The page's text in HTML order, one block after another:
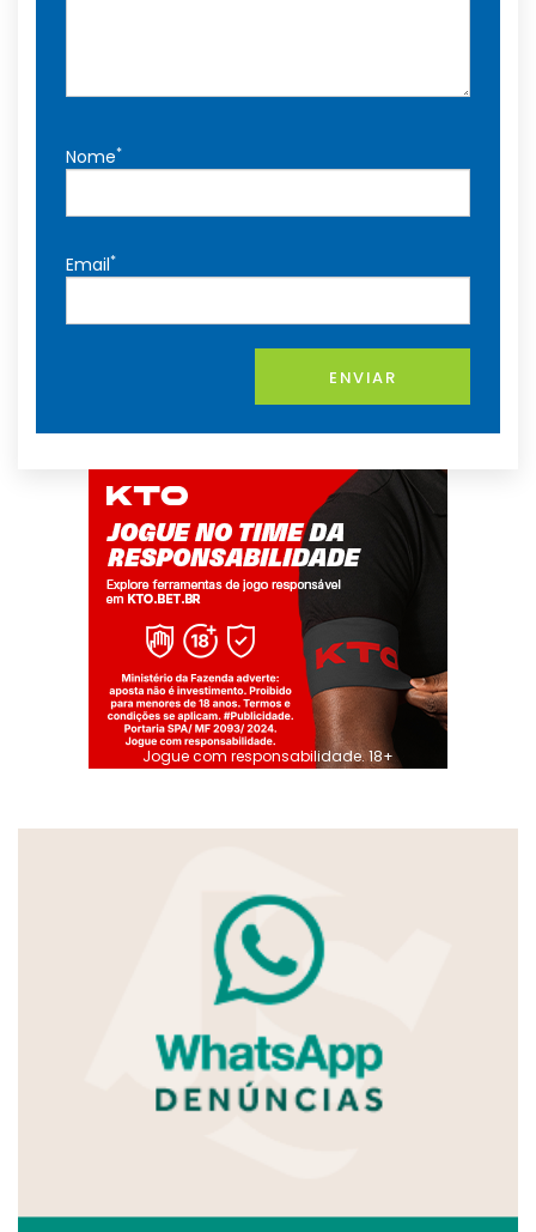
Nome*
Email*
ENVIAR
Jogue com responsabilidade. 18+